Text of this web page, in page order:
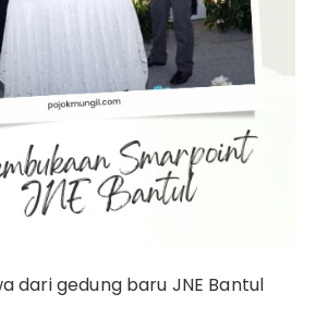
dari gedung baru JNE Bantul